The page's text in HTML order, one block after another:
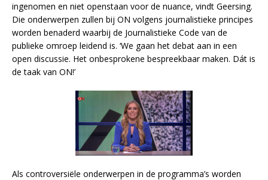
ingenomen en niet openstaan voor de nuance, vindt Geersing.
Die onderwerpen zullen bij ON volgens journalistieke principes
worden benaderd waarbij de Journalistieke Code van de
publieke omroep leidend is. ‘We gaan het debat aan in een
open discussie. Het onbesprokene bespreekbaar maken. Dát is
de taak van ON!’
Als controversiële onderwerpen in de programma’s worden